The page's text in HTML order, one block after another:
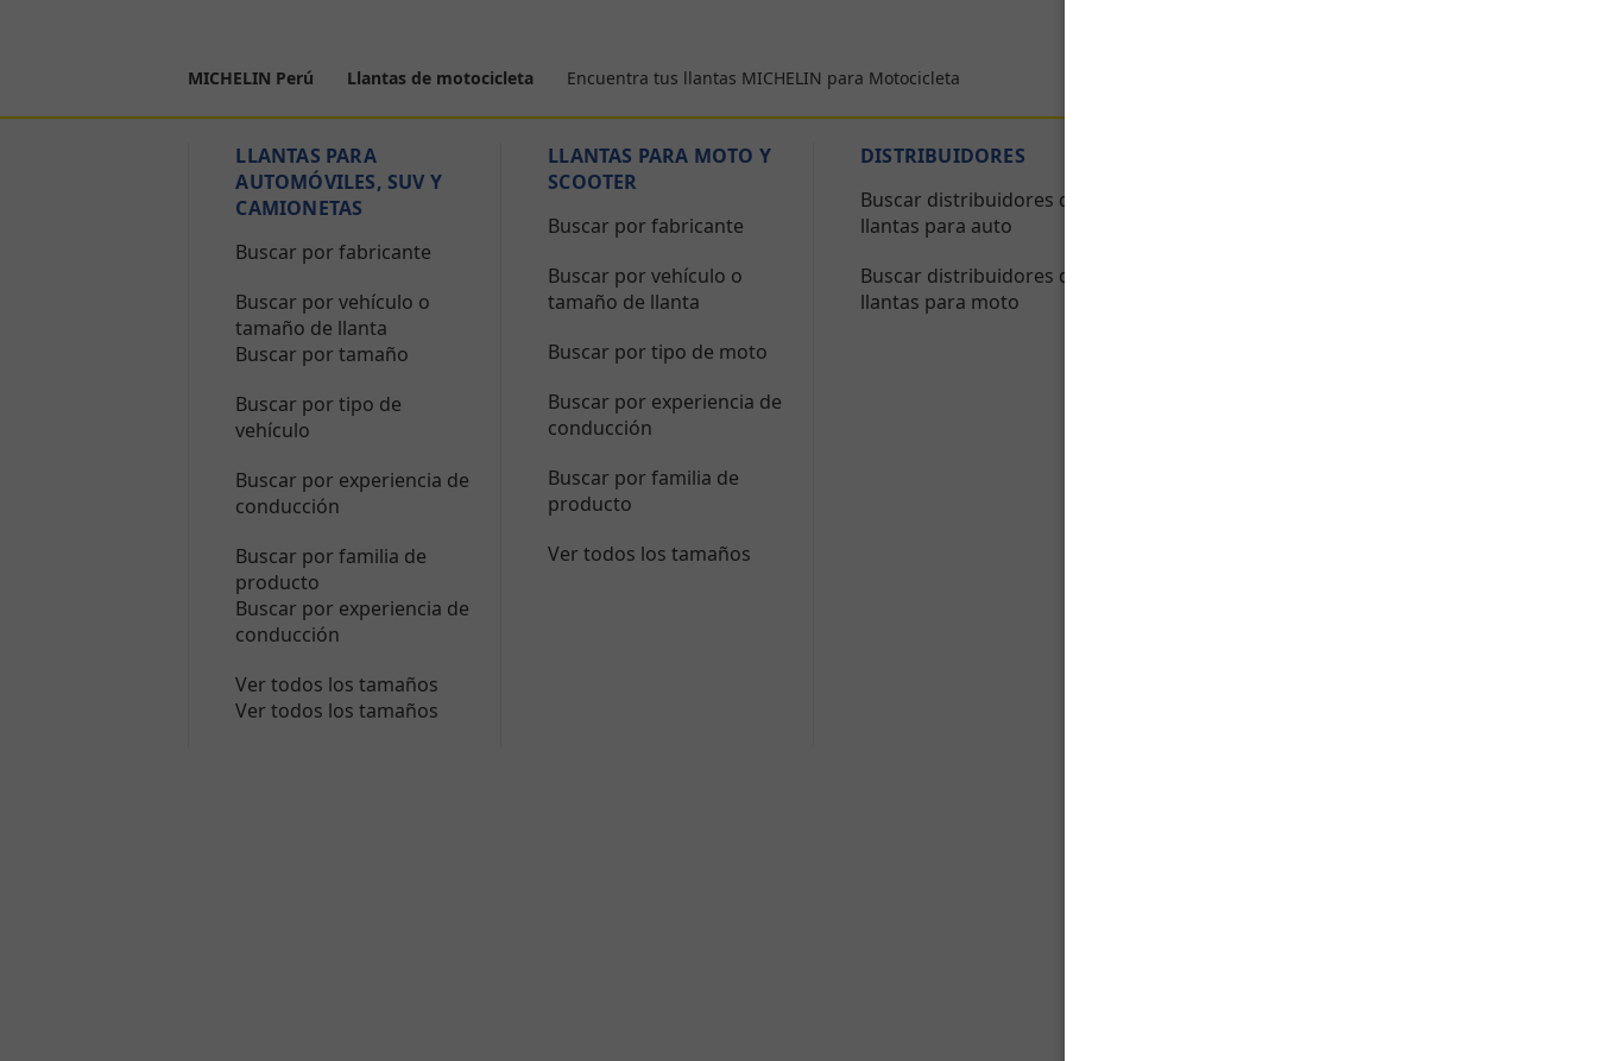
MICHELIN Perú Llantas de motocicleta Encuentra tus llantas MICHELIN para Motocicleta
LLANTAS PARA
AUTOMÓVILES, SUV Y
CAMIONETAS
Buscar por fabricante
Buscar por vehículo o
tamaño de llanta
Buscar por tamaño
Buscar por tipo de
vehículo
Buscar por experiencia de
conducción
Buscar por familia de
producto
Buscar por experiencia de
conducción
Ver todos los tamaños
Ver todos los tamaños
LLANTAS PARA MOTO Y
SCOOTER
Buscar por fabricante
Buscar por vehículo o
tamaño de llanta
Buscar por tipo de moto
Buscar por experiencia de
conducción
Buscar por familia de
producto
Ver todos los tamaños
DISTRIBUIDORES
Buscar distribuidores de
llantas para auto
Buscar distribuidores de
llantas para moto